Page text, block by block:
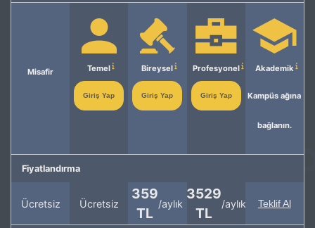
Misafir Temel
Giriş Yap
Bireysel
Giriş Yap
Profesyonel
Giriş Yap
Akademik
Kampüs ağına
bağlanın.
Fiyatlandırma
Ücretsiz Ücretsiz
359
TL
/aylık
3529
TL
/aylık Teklif Al